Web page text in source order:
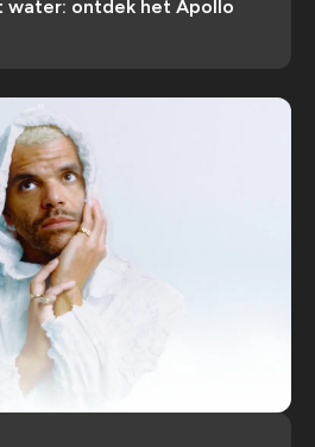
water: ontdek het Apollo